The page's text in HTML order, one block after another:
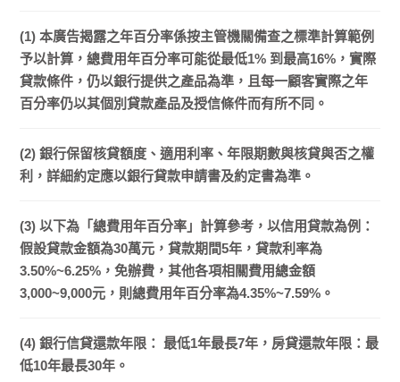
(1) 本廣告揭露之年百分率係按主管機關備查之標準計算範例
予以計算，總費用年百分率可能從最低1% 到最高16%，實際
貸款條件，仍以銀行提供之產品為準，且每一顧客實際之年
百分率仍以其個別貸款產品及授信條件而有所不同。
(2) 銀行保留核貸額度、適用利率、年限期數與核貸與否之權
利，詳細約定應以銀行貸款申請書及約定書為準。
(3) 以下為「總費用年百分率」計算參考，以信用貸款為例：
假設貸款金額為30萬元，貸款期間5年，貸款利率為
3.50%~6.25%，免辦費，其他各項相關費用總金額
3,000~9,000元，則總費用年百分率為4.35%~7.59%。
(4) 銀行信貸還款年限： 最低1年最長7年，房貸還款年限：最
低10年最長30年。